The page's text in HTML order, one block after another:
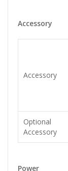
Accessory
Accessory
Optional
Accessory
Power